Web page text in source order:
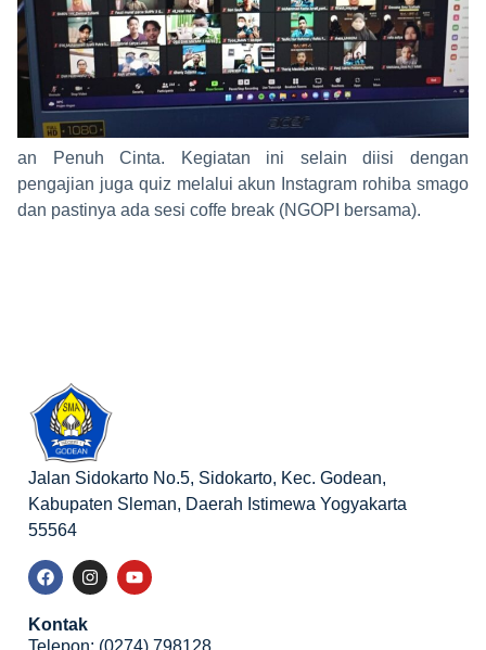
an Penuh Cinta. Kegiatan ini selain diisi dengan
pengajian juga quiz melalui akun Instagram rohiba smago
dan pastinya ada sesi coffe break (NGOPI bersama).
Jalan Sidokarto No.5, Sidokarto, Kec. Godean,
Kabupaten Sleman, Daerah Istimewa Yogyakarta
55564
Kontak
Telepon: (0274) 798128